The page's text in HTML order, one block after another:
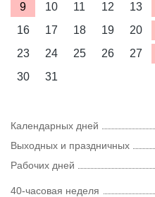
9
10 11 12 13
16
17 18 19 20
23
24 25 26 27
30
31
Календарных дней
Выходных и праздничных
Рабочих дней
40-часовая неделя